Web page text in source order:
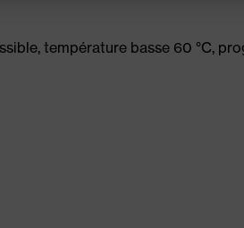
température basse 60 °C,